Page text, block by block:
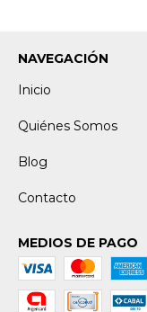
NAVEGACIÓN
Inicio
Quiénes Somos
Blog
Contacto
MEDIOS DE PAGO